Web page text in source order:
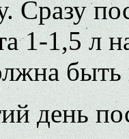
Сразу
1-1,5 л
день